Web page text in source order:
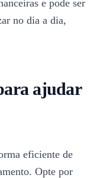
e pode ser
no dia a dia,
ajudar
eficiente de
Opte por